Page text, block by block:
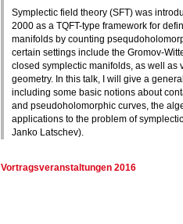
Symplectic field theory (SFT) was
2000 as a TQFT-type framework for
manifolds by counting
certain settings include the Gromov-
closed symplectic manifolds, as well as
geometry. In this talk, I will give a
including some basic notions about
and pseudoholomorphic curves, the
applications to the problem of
Janko Latschev).
Vortragsveranstaltungen 2016